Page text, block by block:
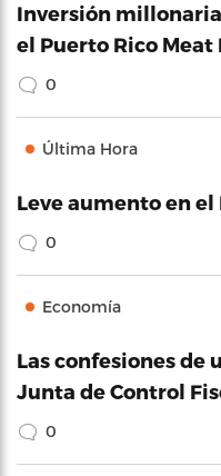
Inversión
el Puerto Rico Meat
0
Última Hora
Leve aumento en el
0
Economía
Las confesiones de
Junta de Control
0